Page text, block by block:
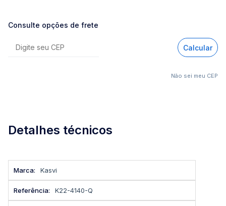
Consulte opções de frete
Calcular
Não sei meu CEP
Detalhes técnicos
Kasvi
K22-4140-Q